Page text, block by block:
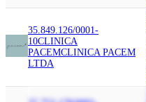
35.849.126/0001-
10CLINICA
PACEMCLINICA PACEM
LTDA